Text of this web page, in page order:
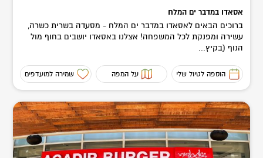
אסאדו במדבר ים המלח
ברוכים הבאים לאסאדו במדבר ים המלח - מסעדה בשרית כשרה,
עשירה ומפנקת לכל המשפחה! אצלנו באסאדו יושבים בחוף מול
הנוף (בקיץ...
הוספה לטיול שלי על המפה שמירה למועדפים